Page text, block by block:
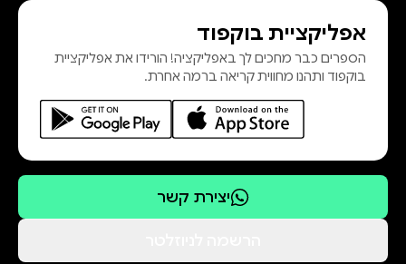
הספיקו כמה דפים, מסכתות או סבבים
שלמים — ימצאו בשיטת הלימוד
המיוחדת של בריליאנט הזדמנות
להתאהב בגמרא מחדש.עכשיו, צאו
ולמדו. אורי
אפליקציית בוקפוד
הספרים כבר מחכים לך באפליקציה! הורידו את אפליקציית
בוקפוד ותהנו מחווית קריאה ברמה אחרת.
יצירת קשר